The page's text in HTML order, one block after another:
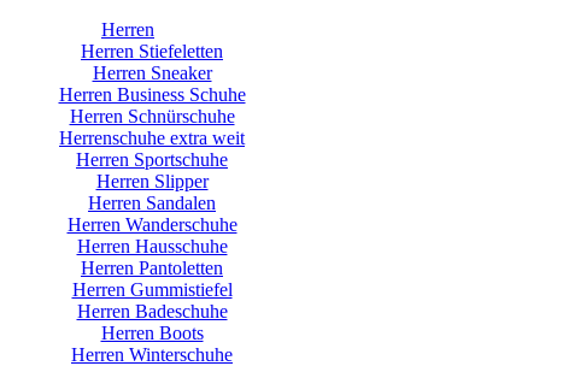
Herren
Herren Stiefeletten
Herren Sneaker
Herren Business Schuhe
Herren Schnürschuhe
Herrenschuhe extra weit
Herren Sportschuhe
Herren Slipper
Herren Sandalen
Herren Wanderschuhe
Herren Hausschuhe
Herren Pantoletten
Herren Gummistiefel
Herren Badeschuhe
Herren Boots
Herren Winterschuhe